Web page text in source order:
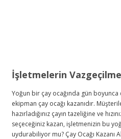
Yoğun bir çay ocağında gün boyunca
ekipman çay ocağı kazanıdır.
hazırladığınız çayın tazeliğine ve
seçeceğiniz kazan, işletmenizin bu
uydurabiliyor mu? Çay Ocağı Kazanı